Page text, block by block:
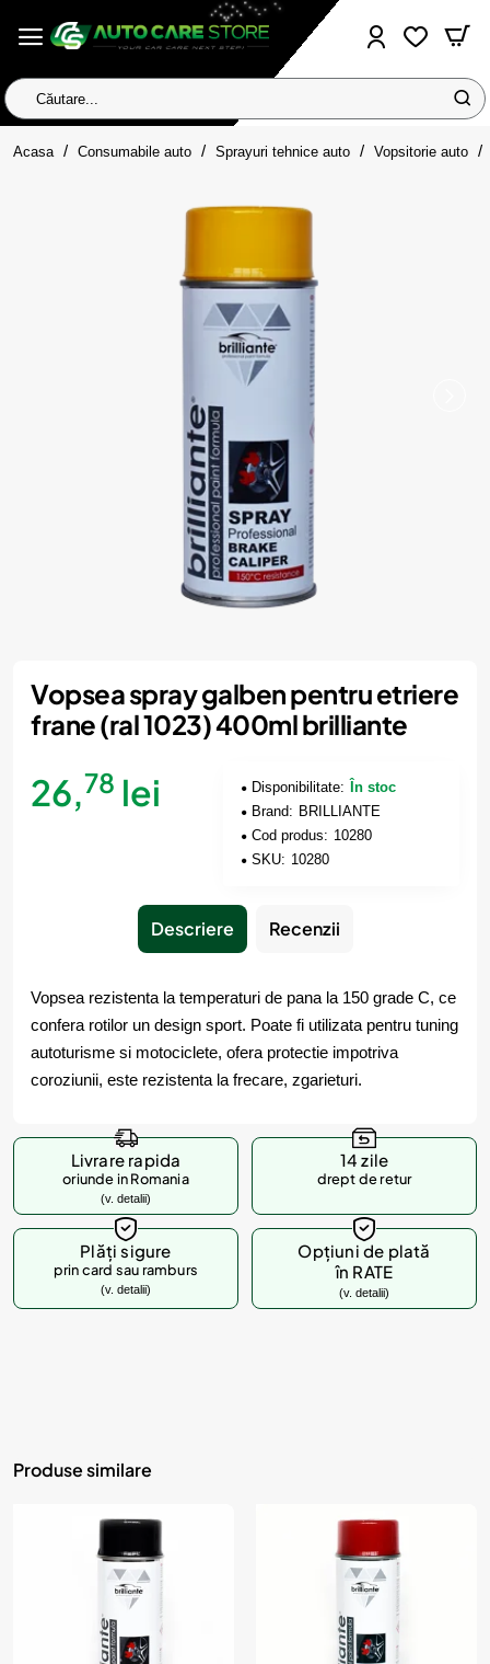
Căutare...
Acasa homeConsumabile auto Sprayuri tehnice auto Vopsitorie auto
Vopsea spray galben pentru etriere
frane (ral 1023) 400ml brilliante
26,78 lei Disponibilitate:
În stoc
Brand: BRILLIANTE
Cod produs: 10280
SKU: 10280
Descriere Recenzii
Vopsea rezistenta la temperaturi de pana la 150 grade C, ce
confera rotilor un design sport. Poate fi utilizata pentru tuning
autoturisme si motociclete, ofera protectie impotriva
coroziunii, este rezistenta la frecare, zgarieturi.
Livrare rapida
oriunde in Romania
(v. detalii)
14 zile
drept de retur
Plăți sigure
prin card sau ramburs
(v. detalii)
Opțiuni de plată
în RATE
(v. detalii)
Produse similare